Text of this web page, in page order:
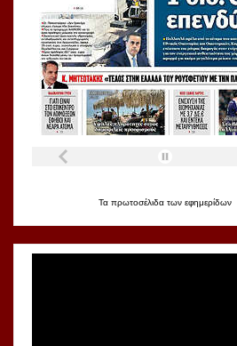
Τα πρωτοσέλιδα των εφημερίδων